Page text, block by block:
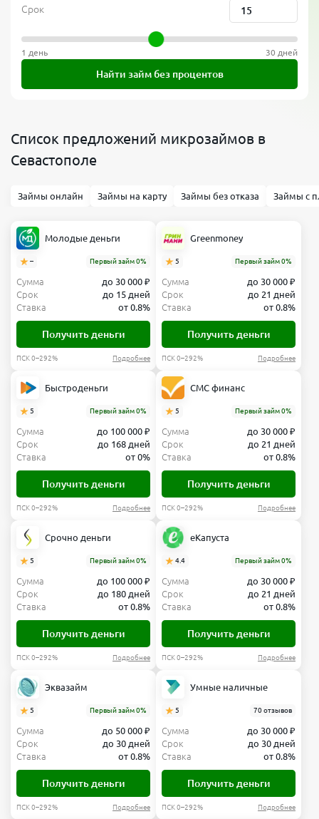
Срок
1 день 30 дней
Найти займ без процентов
Список предложений микрозаймов в
Севастополе
Займы онлайн Займы на карту Займы без отказа Займы с
Молодые деньги
– Первый займ 0%
Сумма
до 30 000 ₽
Срок
до 15 дней
Ставка
от 0.8%
Получить деньги
ПСК 0–292% Подробнее
Greenmoney
5 Первый займ 0%
Сумма
до 30 000 ₽
Срок
до 21 дней
Ставка
от 0.8%
Получить деньги
ПСК 0–292% Подробнее
Быстроденьги
5 Первый займ 0%
Сумма
до 100 000 ₽
Срок
до 168 дней
Ставка
от 0%
Получить деньги
ПСК 0–292% Подробнее
СМС финанс
5 Первый займ 0%
Сумма
до 30 000 ₽
Срок
до 21 дней
Ставка
от 0.8%
Получить деньги
ПСК 0–292% Подробнее
Срочно деньги
5 Первый займ 0%
Сумма
до 100 000 ₽
Срок
до 180 дней
Ставка
от 0.8%
Получить деньги
ПСК 0–292% Подробнее
еКапуста
4.4 Первый займ 0%
Сумма
до 30 000 ₽
Срок
до 21 дней
Ставка
от 0.8%
Получить деньги
ПСК 0–292% Подробнее
Эквазайм
5 Первый займ 0%
Сумма
до 50 000 ₽
Срок
до 30 дней
Ставка
от 0.8%
Получить деньги
ПСК 0–292% Подробнее
Умные наличные
5 70 отзывов
Сумма
до 30 000 ₽
Срок
до 30 дней
Ставка
от 0.8%
Получить деньги
ПСК 0–292% Подробнее